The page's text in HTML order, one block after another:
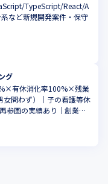
TypeScript/React/A
など新規開発案件・保守
グ
有休消化率100%×残業
問わず）｜子の看護等休
参画の実績あり｜創業者
日125日・フルフレック
｜東証上場クラウドワー